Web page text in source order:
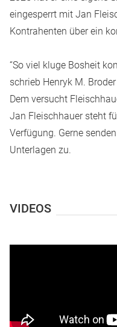
eingesperrt mit Jan
Kontrahenten über ein
“So viel kluge Bosheit
schrieb Henryk M.
Dem versucht
Jan Fleischhauer steht
Verfügung. Gerne
Unterlagen zu.
VIDEOS